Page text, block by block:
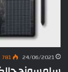
24/06/2021
781